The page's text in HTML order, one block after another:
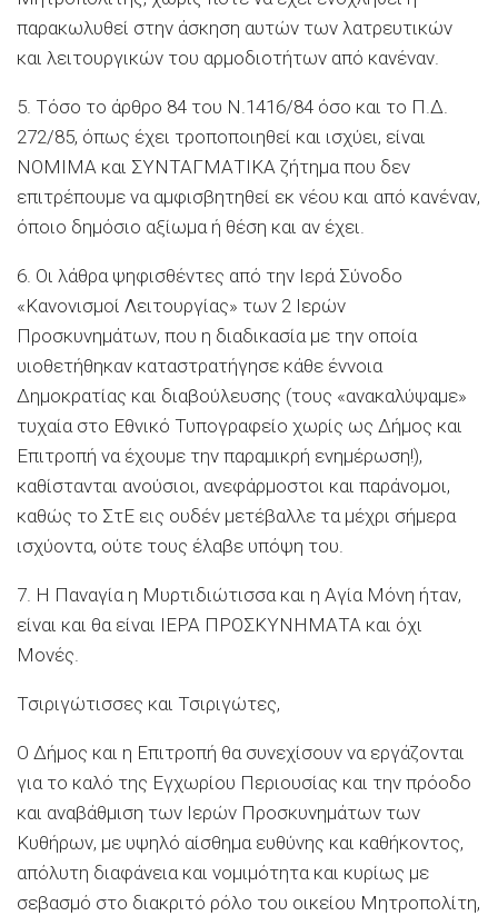
παρακωλυθεί στην άσκηση αυτών των λατρευτικών
και λειτουργικών του αρμοδιοτήτων από κανέναν.
5. Τόσο το άρθρο 84 του Ν.1416/84 όσο και το Π.Δ.
272/85, όπως έχει τροποποιηθεί και ισχύει, είναι
ΝΟΜΙΜΑ και ΣΥΝΤΑΓΜΑΤΙΚΑ ζήτημα που δεν
επιτρέπουμε να αμφισβητηθεί εκ νέου και από κανέναν,
όποιο δημόσιο αξίωμα ή θέση και αν έχει.
6. Οι λάθρα ψηφισθέντες από την Ιερά Σύνοδο
«Κανονισμοί Λειτουργίας» των 2 Ιερών
Προσκυνημάτων, που η διαδικασία με την οποία
υιοθετήθηκαν καταστρατήγησε κάθε έννοια
Δημοκρατίας και διαβούλευσης (τους «ανακαλύψαμε»
τυχαία στο Εθνικό Τυπογραφείο χωρίς ως Δήμος και
Επιτροπή να έχουμε την παραμικρή ενημέρωση!),
καθίστανται ανούσιοι, ανεφάρμοστοι και παράνομοι,
καθώς το ΣτΕ εις ουδέν μετέβαλλε τα μέχρι σήμερα
ισχύοντα, ούτε τους έλαβε υπόψη του.
7. Η Παναγία η Μυρτιδιώτισσα και η Αγία Μόνη ήταν,
είναι και θα είναι ΙΕΡΑ ΠΡΟΣΚΥΝΗΜΑΤΑ και όχι
Μονές.
Τσιριγώτισσες και Τσιριγώτες,
Ο Δήμος και η Επιτροπή θα συνεχίσουν να εργάζονται
για το καλό της Εγχωρίου Περιουσίας και την πρόοδο
και αναβάθμιση των Ιερών Προσκυνημάτων των
Κυθήρων, με υψηλό αίσθημα ευθύνης και καθήκοντος,
απόλυτη διαφάνεια και νομιμότητα και κυρίως με
σεβασμό στο διακριτό ρόλο του οικείου Μητροπολίτη,